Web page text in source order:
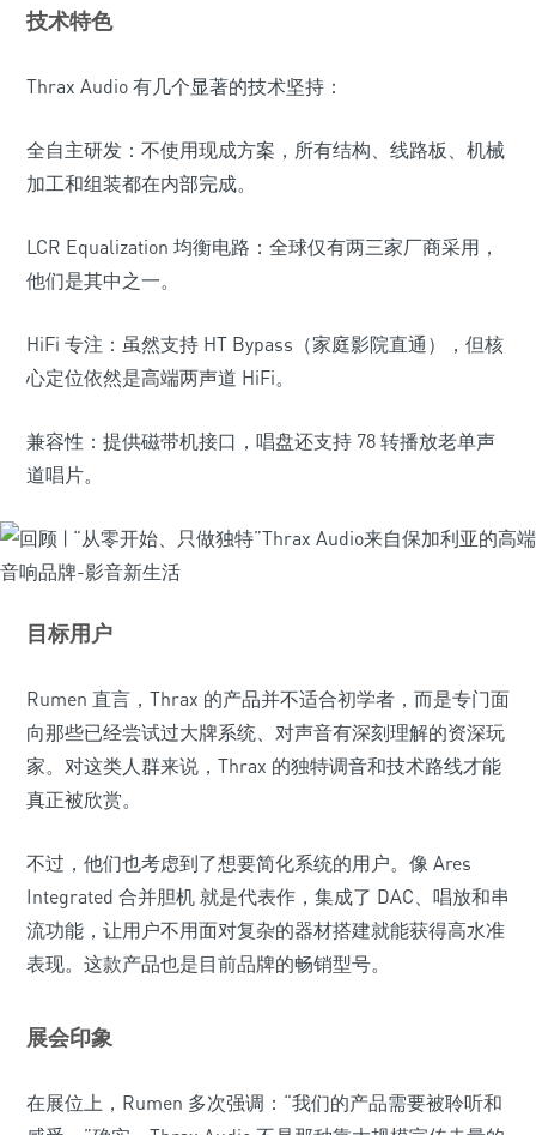
技术特色
Thrax Audio 有几个显著的技术坚持：
全自主研发：不使用现成方案，所有结构、线路板、机械
加工和组装都在内部完成。
LCR Equalization 均衡电路：全球仅有两三家厂商采用，
他们是其中之一。
HiFi 专注：虽然支持 HT Bypass（家庭影院直通），但核
心定位依然是高端两声道 HiFi。
兼容性：提供磁带机接口，唱盘还支持 78 转播放老单声
道唱片。
目标用户
Rumen 直言，Thrax 的产品并不适合初学者，而是专门面
向那些已经尝试过大牌系统、对声音有深刻理解的资深玩
家。对这类人群来说，Thrax 的独特调音和技术路线才能
真正被欣赏。
不过，他们也考虑到了想要简化系统的用户。像 Ares
Integrated 合并胆机 就是代表作，集成了 DAC、唱放和串
流功能，让用户不用面对复杂的器材搭建就能获得高水准
表现。这款产品也是目前品牌的畅销型号。
展会印象
在展位上，Rumen 多次强调：“我们的产品需要被聆听和